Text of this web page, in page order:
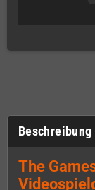
Beschreibung
The